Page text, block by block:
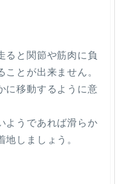
ると関節や筋肉に負
とが出来ません。
に移動するように意
ようであれば滑らか
しましょう。